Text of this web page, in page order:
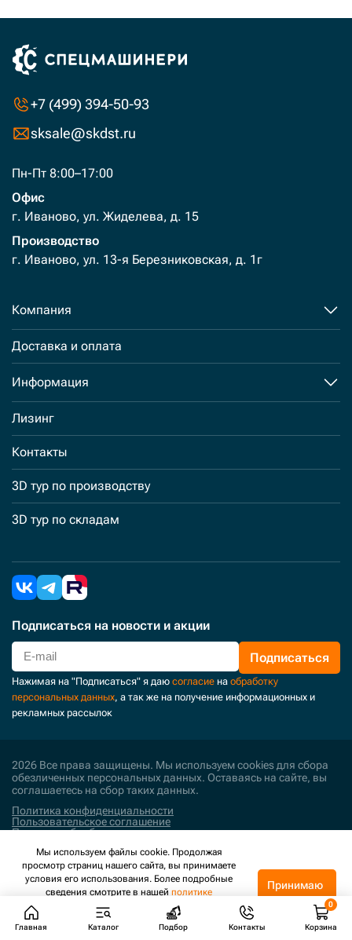
+7 (499) 394-50-93
sksale@skdst.ru
Пн-Пт 8:00–17:00
Офис
г. Иваново, ул. Жиделева, д. 15
Производство
г. Иваново, ул. 13-я Березниковская, д. 1г
Компания
Доставка и оплата
Информация
Лизинг
Контакты
3D тур по производству
3D тур по складам
Подписаться на новости и акции
Подписаться
Нажимая на "Подписаться" я даю согласие на обработку
персональных данных, а так же на получение информационных и
рекламных рассылок
2026 Все права защищены. Мы используем cookies для сбора
обезличенных персональных данных. Оставаясь на сайте, вы
соглашаетесь на сбор таких данных.
Политика конфиденциальности
Пользовательское соглашение
Политика обработки персональных данных
Поддержка и развитие
Главная Каталог Подбор Контакты Корзина
Мы используем файлы cookie. Продолжая
просмотр страниц нашего сайта, вы принимаете
условия его использования. Более подробные
сведения смотрите в нашей политике
конфиденциальности.
Принимаю